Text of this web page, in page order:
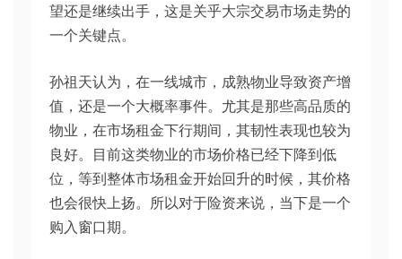
望还是继续出手，这是关乎大宗交易市场走势的
一个关键点。
孙祖天认为，在一线城市，成熟物业导致资产增
值，还是一个大概率事件。尤其是那些高品质的
物业，在市场租金下行期间，其韧性表现也较为
良好。目前这类物业的市场价格已经下降到低
位，等到整体市场租金开始回升的时候，其价格
也会很快上扬。所以对于险资来说，当下是一个
购入窗口期。